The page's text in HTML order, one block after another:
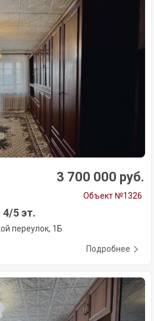
3 700 000 руб.
Объект №1326
4/5 эт.
переулок, 1Б
Подробнее